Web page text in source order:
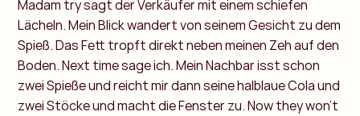
Madam try sagt der Verkäufer mit einem schiefen
Lächeln. Mein Blick wandert von seinem Gesicht zu dem
Spieß. Das Fett tropft direkt neben meinen Zeh auf den
Boden. Next time sage ich. Mein Nachbar isst schon
zwei Spieße und reicht mir dann seine halblaue Cola und
zwei Stöcke und macht die Fenster zu. Now they won’t